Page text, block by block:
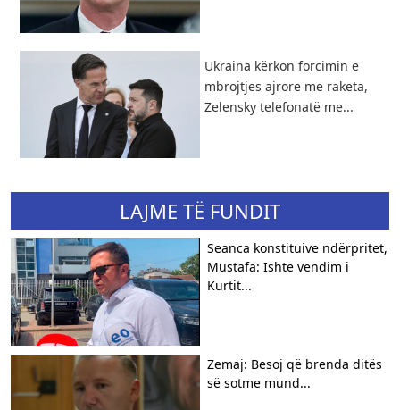
Ukraina kërkon forcimin e
mbrojtjes ajrore me raketa,
Zelensky telefonatë me...
LAJME TË FUNDIT
Seanca konstituive ndërpritet,
Mustafa: Ishte vendim i
Kurtit...
Zemaj: Besoj që brenda ditës
së sotme mund...